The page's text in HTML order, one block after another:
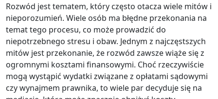
Rozwód jest tematem, który często otacza wiele mitów i
nieporozumień. Wiele osób ma błędne przekonania na
temat tego procesu, co może prowadzić do
niepotrzebnego stresu i obaw. Jednym z najczęstszych
mitów jest przekonanie, że rozwód zawsze wiąże się z
ogromnymi kosztami finansowymi. Choć rzeczywiście
mogą wystąpić wydatki związane z opłatami sądowymi
czy wynajmem prawnika, to wiele par decyduje się na